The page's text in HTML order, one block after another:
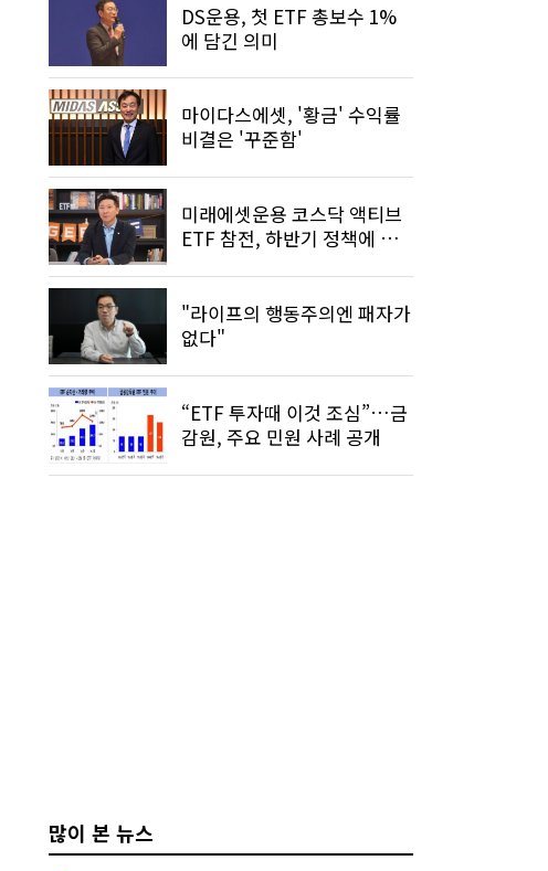
DS운용, 첫 ETF 총보수 1%
에 담긴 의미
마이다스에셋, '황금' 수익률
비결은 '꾸준함'
미래에셋운용 코스닥 액티브
ETF 참전, 하반기 정책에 기
"라이프의 행동주의엔 패자가
없다"
“ETF 투자때 이것 조심”…금
감원, 주요 민원 사례 공개
많이 본 뉴스